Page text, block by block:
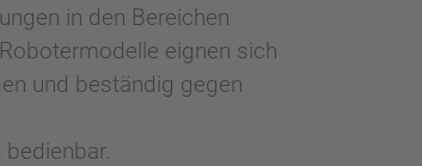
in den Bereichen
eignen sich
und beständig gegen